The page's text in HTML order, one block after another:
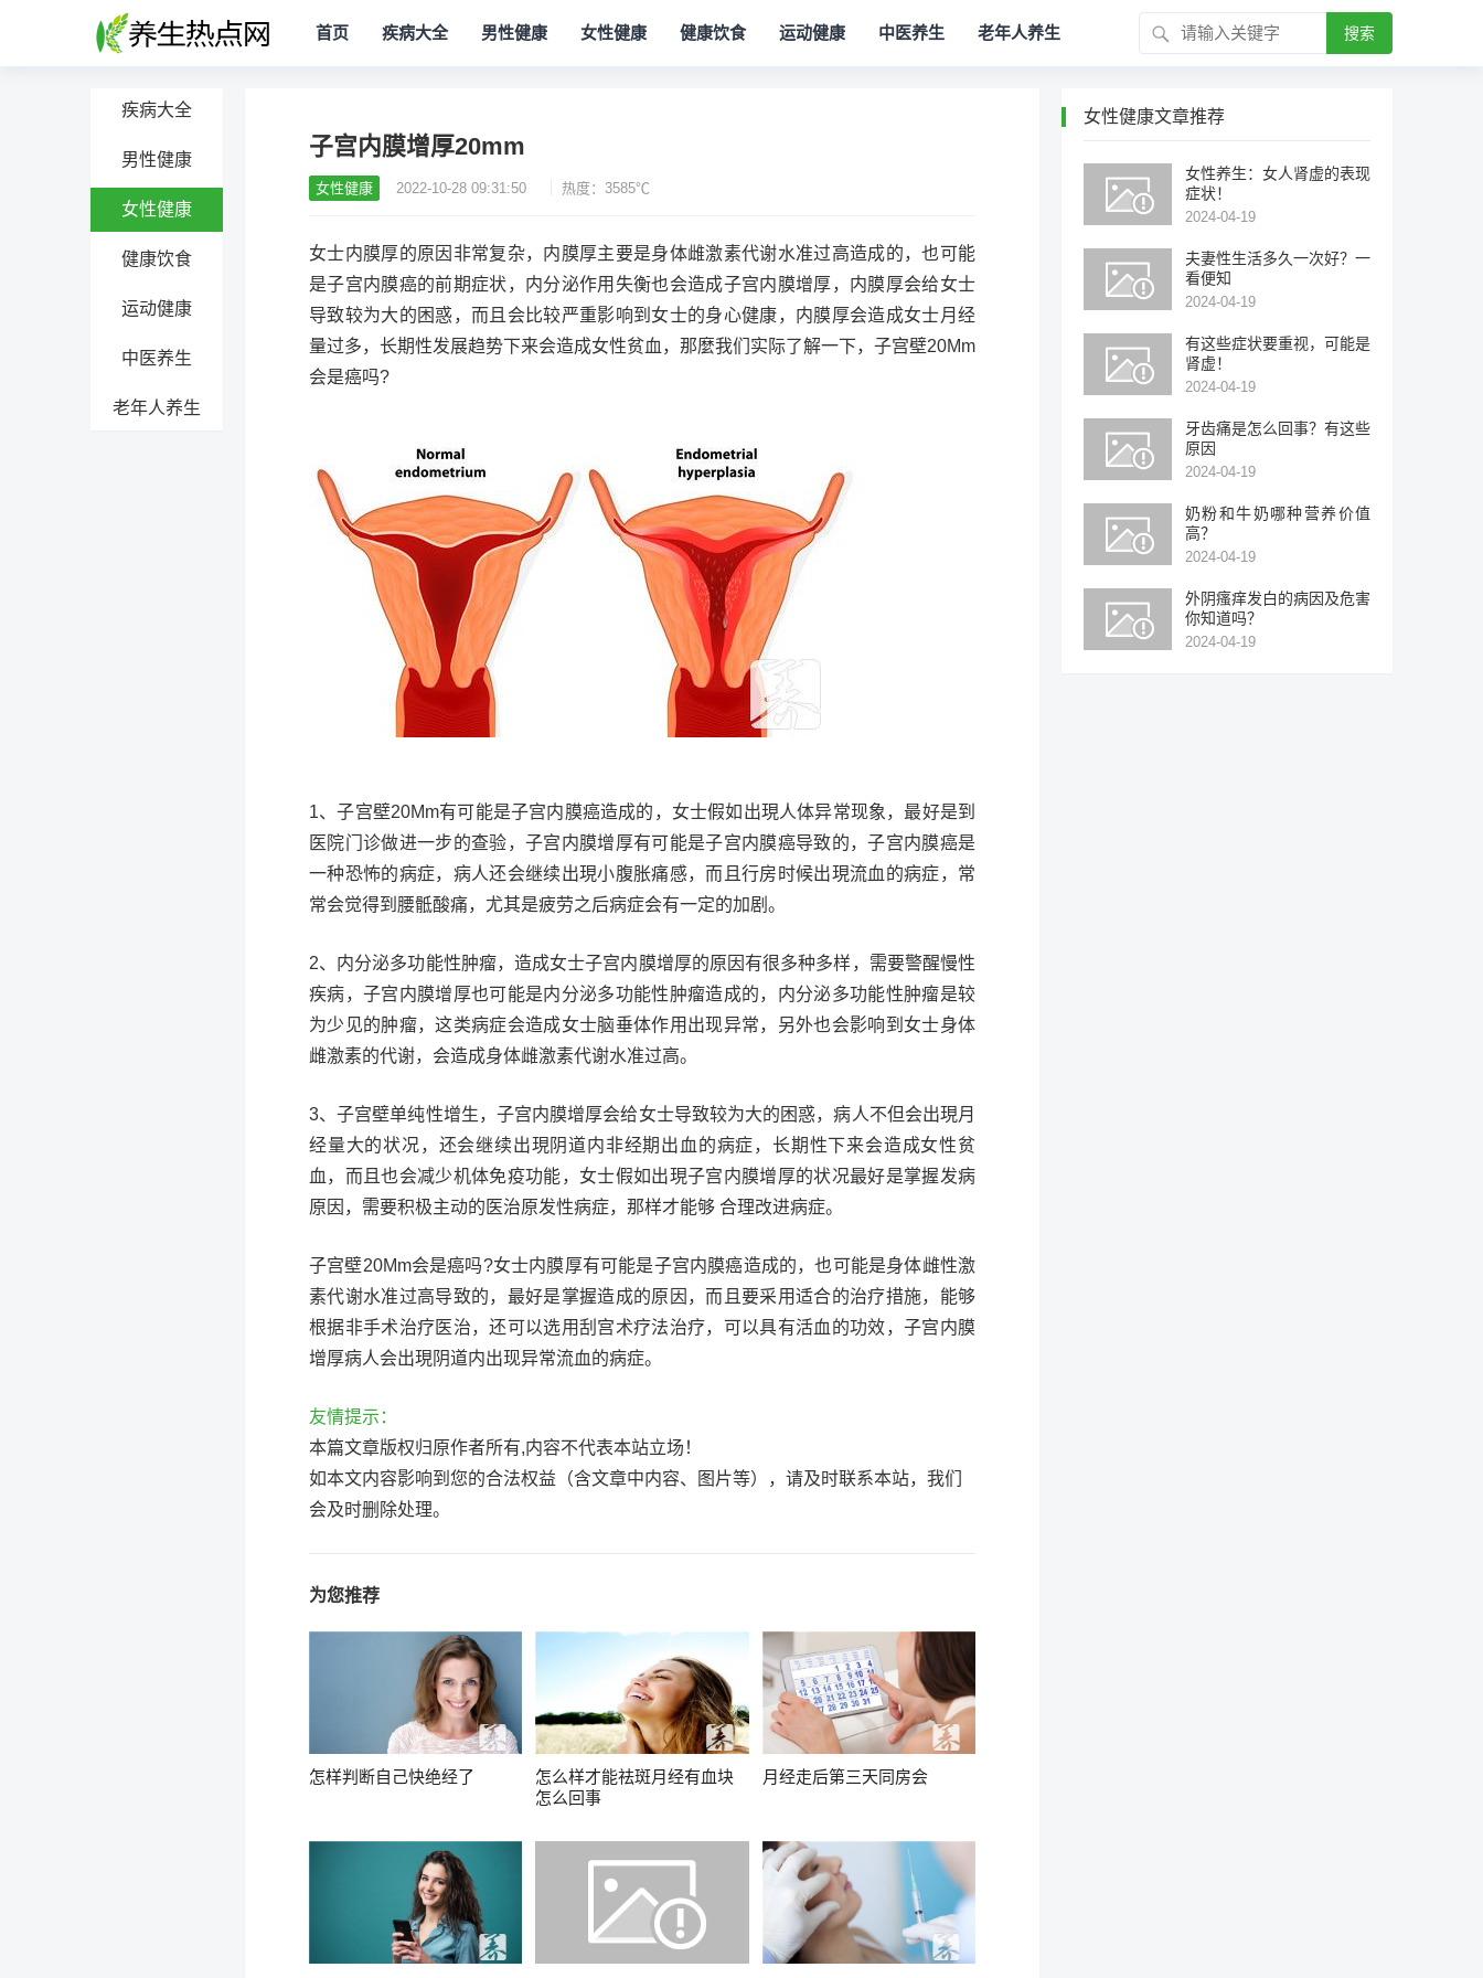
首页 疾病大全 男性健康 女性健康 健康饮食 运动健康 中医养生 老年人养生 搜索
疾病大全
男性健康
女性健康
健康饮食
运动健康
中医养生
老年人养生
子宫内膜增厚20mm
女性健康 2022-10-28 09:31:50 热度：3585℃
女士内膜厚的原因非常复杂，内膜厚主要是身体雌激素代谢水准过高造成的，也可能
是子宫内膜癌的前期症状，内分泌作用失衡也会造成子宫内膜增厚，内膜厚会给女士
导致较为大的困惑，而且会比较严重影响到女士的身心健康，内膜厚会造成女士月经
量过多，长期性发展趋势下来会造成女性贫血，那麼我们实际了解一下，子宫壁20Mm
会是癌吗?
1、子宫壁20Mm有可能是子宫内膜癌造成的，女士假如出現人体异常现象，最好是到
医院门诊做进一步的查验，子宫内膜增厚有可能是子宫内膜癌导致的，子宫内膜癌是
一种恐怖的病症，病人还会继续出現小腹胀痛感，而且行房时候出現流血的病症，常
常会觉得到腰骶酸痛，尤其是疲劳之后病症会有一定的加剧。
2、内分泌多功能性肿瘤，造成女士子宫内膜增厚的原因有很多种多样，需要警醒慢性
疾病，子宫内膜增厚也可能是内分泌多功能性肿瘤造成的，内分泌多功能性肿瘤是较
为少见的肿瘤，这类病症会造成女士脑垂体作用出现异常，另外也会影响到女士身体
雌激素的代谢，会造成身体雌激素代谢水准过高。
3、子宫壁单纯性增生，子宫内膜增厚会给女士导致较为大的困惑，病人不但会出現月
经量大的状况，还会继续出現阴道内非经期出血的病症，长期性下来会造成女性贫
血，而且也会减少机体免疫功能，女士假如出現子宫内膜增厚的状况最好是掌握发病
原因，需要积极主动的医治原发性病症，那样才能够 合理改进病症。
子宫壁20Mm会是癌吗?女士内膜厚有可能是子宫内膜癌造成的，也可能是身体雌性激
素代谢水准过高导致的，最好是掌握造成的原因，而且要采用适合的治疗措施，能够
根据非手术治疗医治，还可以选用刮宫术疗法治疗，可以具有活血的功效，子宫内膜
增厚病人会出現阴道内出现异常流血的病症。
友情提示：
本篇文章版权归原作者所有,内容不代表本站立场！
如本文内容影响到您的合法权益（含文章中内容、图片等），请及时联系本站，我们
会及时删除处理。
为您推荐
怎样判断自己快绝经了
怎么样才能祛斑月经有血块
怎么回事
月经走后第三天同房会
女性健康文章推荐
女性养生：女人肾虚的表现
症状！
2024-04-19
夫妻性生活多久一次好？一
看便知
2024-04-19
有这些症状要重视，可能是
肾虚！
2024-04-19
牙齿痛是怎么回事？有这些
原因
2024-04-19
奶粉和牛奶哪种营养价值
高？
2024-04-19
外阴瘙痒发白的病因及危害
你知道吗？
2024-04-19